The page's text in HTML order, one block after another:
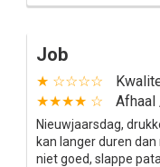
Job
★ ☆☆☆☆
★★★★ ☆
Nieuwjaarsdag,
kan langer duren
niet goed, slappe